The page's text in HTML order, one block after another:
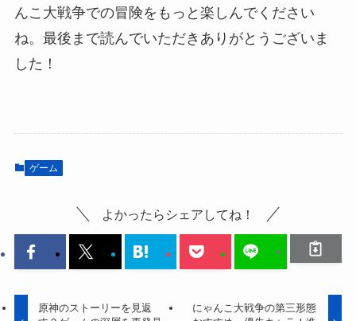
んこ大戦争での冒険をもっと楽しんでください
ね。最後まで読んでいただきありがとうございま
した！
ゲーム
よかったらシェアしてね！
原神のストーリーを見返
にゃんこ大戦争の第三形態